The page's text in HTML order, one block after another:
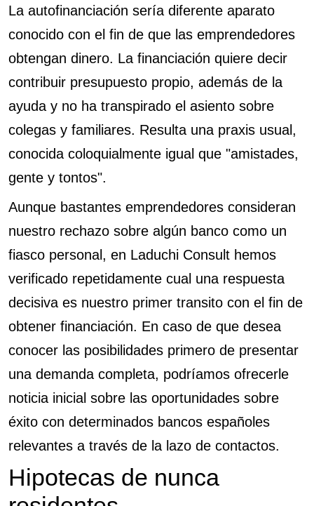
La autofinanciación serí­a diferente aparato
conocido con el fin de que las emprendedores
obtengan dinero. La financiación quiere decir
contribuir presupuesto propio, además de la
ayuda y no ha transpirado el asiento sobre
colegas y familiares. Resulta una praxis usual,
conocida coloquialmente igual que "amistades,
gente y tontos".
Aunque bastantes emprendedores consideran
nuestro rechazo sobre algún banco como un
fiasco personal, en Laduchi Consult hemos
verificado repetidamente cual una respuesta
decisiva es nuestro primer transito con el fin de
obtener financiación. En caso de que desea
conocer las posibilidades primero de presentar
una demanda completa, podrí­amos ofrecerle
noticia inicial sobre las oportunidades sobre
éxito con determinados bancos españoles
relevantes a través de la lazo de contactos.
Hipotecas de nunca